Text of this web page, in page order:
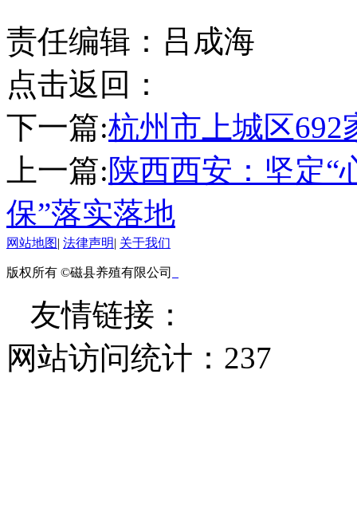
责任编辑：吕成海
点击返回：
下一篇:杭州市上城区
上一篇:陕西西安：坚定“
保”落实落地
网站地图| 法律声明| 关于我们
版权所有 ©磁县养殖有限公司
友情链接：
网站访问统计： 237